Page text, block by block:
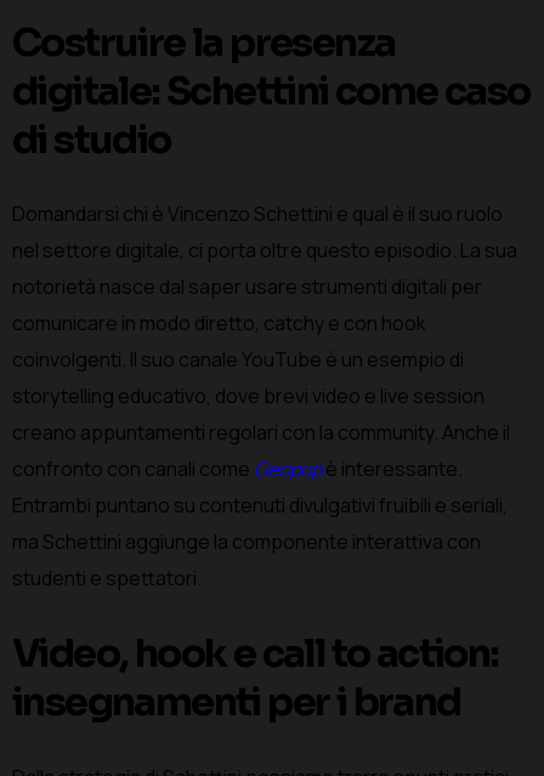
Costruire la presenza
digitale: Schettini come caso
di studio
Domandarsi chi è Vincenzo Schettini e qual è il suo ruolo
nel settore digitale, ci porta oltre questo episodio. La sua
notorietà nasce dal saper usare strumenti digitali per
comunicare in modo diretto, catchy e con hook
coinvolgenti. Il suo canale YouTube è un esempio di
storytelling educativo, dove brevi video e live session
creano appuntamenti regolari con la community. Anche il
confronto con canali come Geopopè interessante.
Entrambi puntano su contenuti divulgativi fruibili e seriali,
ma Schettini aggiunge la componente interattiva con
studenti e spettatori.
Video, hook e call to action:
insegnamenti per i brand